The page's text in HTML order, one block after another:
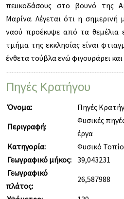
πευκοδάσους στο βουνό της
Μαρίνα. Λέγεται ότι η
ναού προέκυψε από τα θεμέλια
τμήμα της εκκλησίας είναι
ένθετα τούβλα ενώ φιγουράρει
Πηγές Κρατήγου
Όνομα:
Πηγές
Περιγραφή:
Φυσικές
έργα
Κατηγορία:
Φυσικό
Γεωγραφικό μήκος: 39,043231
Γεωγραφικό
πλάτος:
26,587988